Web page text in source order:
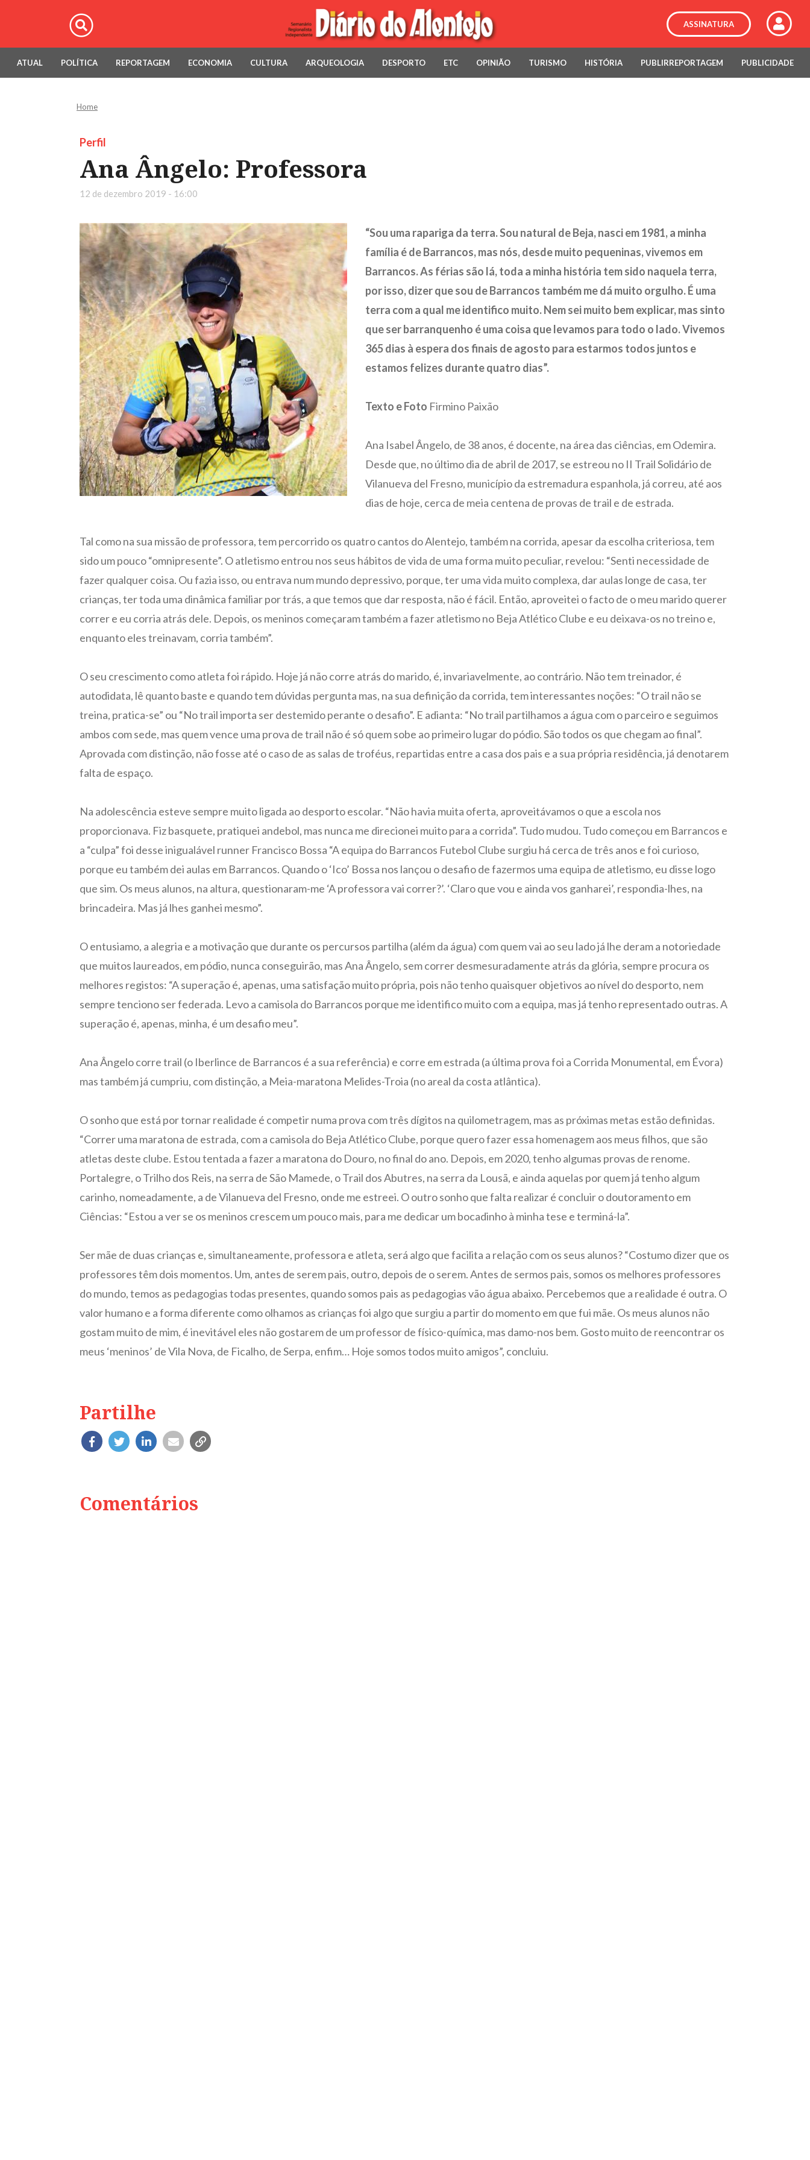
ASSINATURA
ATUAL POLÍTICA REPORTAGEM ECONOMIA CULTURA ARQUEOLOGIA DESPORTO ETC OPINIÃO TURISMO HISTÓRIA PUBLIRREPORTAGEM PUBLICIDADE
Home
Perfil
Ana Ângelo: Professora
12 de dezembro 2019 - 16:00
“Sou uma rapariga da terra. Sou natural de Beja, nasci em 1981, a minha
família é de Barrancos, mas nós, desde muito pequeninas, vivemos em
Barrancos. As férias são lá, toda a minha história tem sido naquela terra,
por isso, dizer que sou de Barrancos também me dá muito orgulho. É uma
terra com a qual me identifico muito. Nem sei muito bem explicar, mas sinto
que ser barranquenho é uma coisa que levamos para todo o lado. Vivemos
365 dias à espera dos finais de agosto para estarmos todos juntos e
estamos felizes durante quatro dias”.
Texto e Foto Firmino Paixão
Ana Isabel Ângelo, de 38 anos, é docente, na área das ciências, em Odemira.
Desde que, no último dia de abril de 2017, se estreou no II Trail Solidário de
Vilanueva del Fresno, município da estremadura espanhola, já correu, até aos
dias de hoje, cerca de meia centena de provas de trail e de estrada.
Tal como na sua missão de professora, tem percorrido os quatro cantos do Alentejo, também na corrida, apesar da escolha criteriosa, tem
sido um pouco “omnipresente”. O atletismo entrou nos seus hábitos de vida de uma forma muito peculiar, revelou: “Senti necessidade de
fazer qualquer coisa. Ou fazia isso, ou entrava num mundo depressivo, porque, ter uma vida muito complexa, dar aulas longe de casa, ter
crianças, ter toda uma dinâmica familiar por trás, a que temos que dar resposta, não é fácil. Então, aproveitei o facto de o meu marido querer
correr e eu corria atrás dele. Depois, os meninos começaram também a fazer atletismo no Beja Atlético Clube e eu deixava-os no treino e,
enquanto eles treinavam, corria também”.
O seu crescimento como atleta foi rápido. Hoje já não corre atrás do marido, é, invariavelmente, ao contrário. Não tem treinador, é
autodidata, lê quanto baste e quando tem dúvidas pergunta mas, na sua definição da corrida, tem interessantes noções: “O trail não se
treina, pratica-se” ou “No trail importa ser destemido perante o desafio”. E adianta: “No trail partilhamos a água com o parceiro e seguimos
ambos com sede, mas quem vence uma prova de trail não é só quem sobe ao primeiro lugar do pódio. São todos os que chegam ao final”.
Aprovada com distinção, não fosse até o caso de as salas de troféus, repartidas entre a casa dos pais e a sua própria residência, já denotarem
falta de espaço.
Na adolescência esteve sempre muito ligada ao desporto escolar. “Não havia muita oferta, aproveitávamos o que a escola nos
proporcionava. Fiz basquete, pratiquei andebol, mas nunca me direcionei muito para a corrida”. Tudo mudou. Tudo começou em Barrancos e
a “culpa” foi desse inigualável runner Francisco Bossa “A equipa do Barrancos Futebol Clube surgiu há cerca de três anos e foi curioso,
porque eu também dei aulas em Barrancos. Quando o ‘Ico’ Bossa nos lançou o desafio de fazermos uma equipa de atletismo, eu disse logo
que sim. Os meus alunos, na altura, questionaram-me ‘A professora vai correr?’. ‘Claro que vou e ainda vos ganharei’, respondia-lhes, na
brincadeira. Mas já lhes ganhei mesmo”.
O entusiamo, a alegria e a motivação que durante os percursos partilha (além da água) com quem vai ao seu lado já lhe deram a notoriedade
que muitos laureados, em pódio, nunca conseguirão, mas Ana Ângelo, sem correr desmesuradamente atrás da glória, sempre procura os
melhores registos: “A superação é, apenas, uma satisfação muito própria, pois não tenho quaisquer objetivos ao nível do desporto, nem
sempre tenciono ser federada. Levo a camisola do Barrancos porque me identifico muito com a equipa, mas já tenho representado outras. A
superação é, apenas, minha, é um desafio meu”.
Ana Ângelo corre trail (o Iberlince de Barrancos é a sua referência) e corre em estrada (a última prova foi a Corrida Monumental, em Évora)
mas também já cumpriu, com distinção, a Meia-maratona Melides-Troia (no areal da costa atlântica).
O sonho que está por tornar realidade é competir numa prova com três dígitos na quilometragem, mas as próximas metas estão definidas.
“Correr uma maratona de estrada, com a camisola do Beja Atlético Clube, porque quero fazer essa homenagem aos meus filhos, que são
atletas deste clube. Estou tentada a fazer a maratona do Douro, no final do ano. Depois, em 2020, tenho algumas provas de renome.
Portalegre, o Trilho dos Reis, na serra de São Mamede, o Trail dos Abutres, na serra da Lousã, e ainda aquelas por quem já tenho algum
carinho, nomeadamente, a de Vilanueva del Fresno, onde me estreei. O outro sonho que falta realizar é concluir o doutoramento em
Ciências: “Estou a ver se os meninos crescem um pouco mais, para me dedicar um bocadinho à minha tese e terminá-la”.
Ser mãe de duas crianças e, simultaneamente, professora e atleta, será algo que facilita a relação com os seus alunos? “Costumo dizer que os
professores têm dois momentos. Um, antes de serem pais, outro, depois de o serem. Antes de sermos pais, somos os melhores professores
do mundo, temos as pedagogias todas presentes, quando somos pais as pedagogias vão água abaixo. Percebemos que a realidade é outra. O
valor humano e a forma diferente como olhamos as crianças foi algo que surgiu a partir do momento em que fui mãe. Os meus alunos não
gostam muito de mim, é inevitável eles não gostarem de um professor de físico-química, mas damo-nos bem. Gosto muito de reencontrar os
meus ‘meninos’ de Vila Nova, de Ficalho, de Serpa, enfim… Hoje somos todos muito amigos”, concluiu.
Partilhe
Comentários